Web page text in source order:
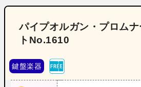
パイプオルガン・プロム
トNo.1610
鍵盤楽器